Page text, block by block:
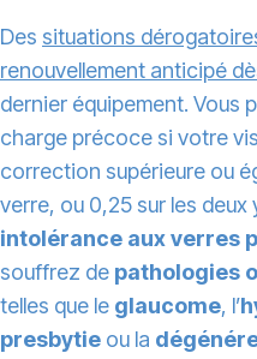
Des situations
renouvellement anticipé
dernier équipement. Vous
charge précoce si votre
correction supérieure ou
verre, ou 0,25 sur les
intolérance aux verres
souffrez de pathologies
telles que le glaucome, l’
presbytie ou la